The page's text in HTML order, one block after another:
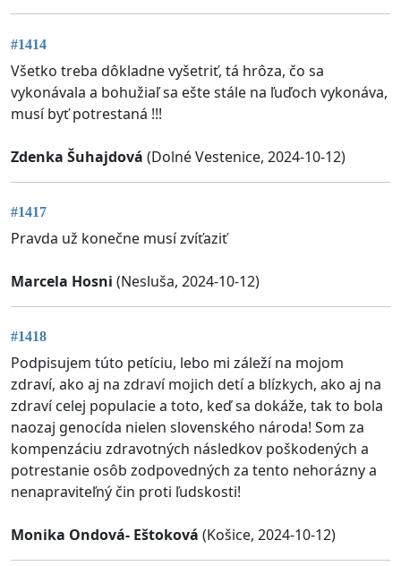
#1414
Všetko treba dôkladne vyšetriť, tá hrôza, čo sa
vykonávala a bohužiaľ sa ešte stále na ľuďoch vykonáva,
musí byť potrestaná !!!
Zdenka Šuhajdová (Dolné Vestenice, 2024-10-12)
#1417
Pravda už konečne musí zvíťaziť
Marcela Hosni (Nesluša, 2024-10-12)
#1418
Podpisujem túto petíciu, lebo mi záleží na mojom
zdraví, ako aj na zdraví mojich detí a blízkych, ako aj na
zdraví celej populacie a toto, keď sa dokáže, tak to bola
naozaj genocída nielen slovenského národa! Som za
kompenzáciu zdravotných následkov poškodených a
potrestanie osôb zodpovedných za tento nehorázny a
nenapraviteľný čin proti ľudskosti!
Monika Ondová- Eštoková (Košice, 2024-10-12)